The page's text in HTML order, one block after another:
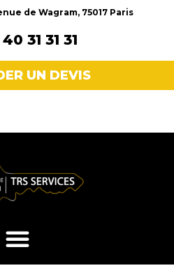
de Wagram, 75017 Paris
40 31 31 31
UN DEVIS